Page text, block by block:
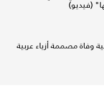
(فيديو)
مصممة أزياء عربية